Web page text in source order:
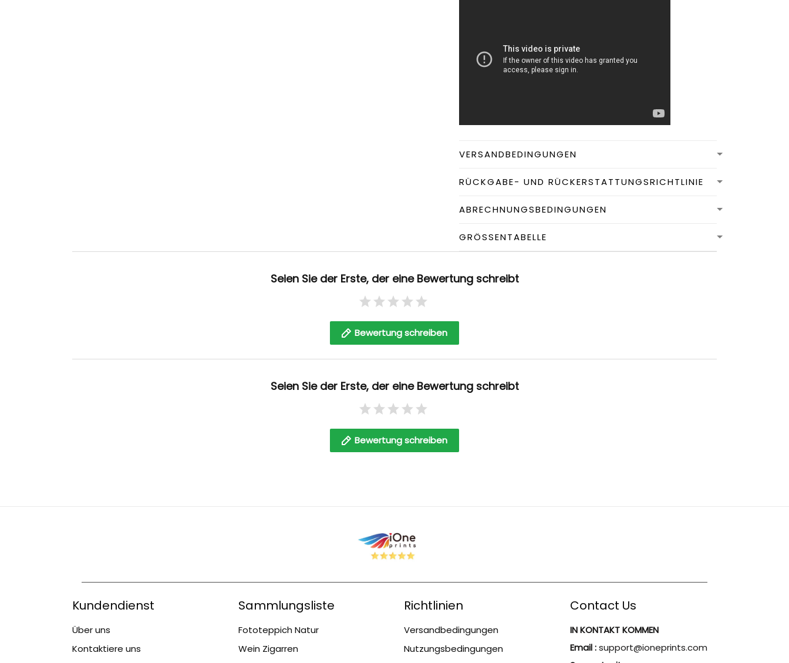
VERSANDBEDINGUNGEN
RÜCKGABE- UND RÜCKERSTATTUNGSRICHTLINIE
ABRECHNUNGSBEDINGUNGEN
GRÖSSENTABELLE
Seien Sie der Erste, der eine Bewertung schreibt
Bewertung schreiben
Seien Sie der Erste, der eine Bewertung schreibt
Bewertung schreiben
Kundendienst
Über uns
Kontaktiere uns
Sammlungsliste
Fototeppich Natur
Wein Zigarren
Richtlinien
Versandbedingungen
Nutzungsbedingungen
Contact Us
IN KONTAKT KOMMEN
Email :support@ioneprints.com